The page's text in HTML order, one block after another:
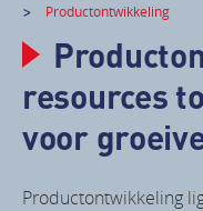
Productontwikkeling
resources
voor
Productontwikkeling